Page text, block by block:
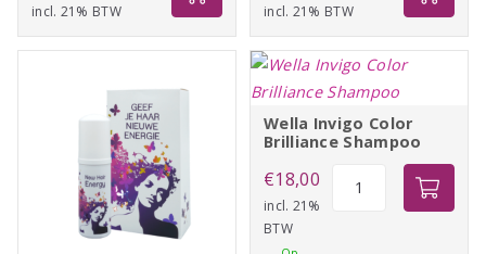
€12,60
tot
incl. 21% BTW
prijs
was:
€20,50.
prijs
is:
€17,70.
incl. 21% BTW
Wella Invigo Color
Brilliance Shampoo
€18,00
incl. 21%
BTW